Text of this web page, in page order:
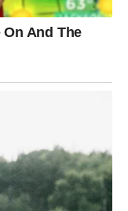
– snaga
vas je mirniji,
menja način na